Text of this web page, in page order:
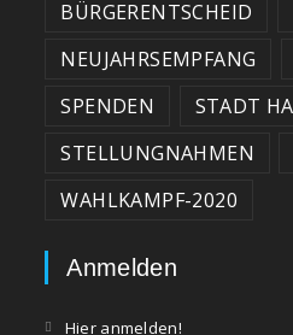
BÜRGERENTSCHEID
NEUJAHRSEMPFANG
SPENDEN
STADT
STELLUNGNAHMEN
WAHLKAMPF-2020
Anmelden
Hier anmelden!